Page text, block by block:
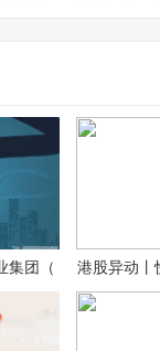
集团（ 港股异动丨